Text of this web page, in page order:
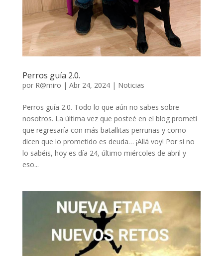
Perros guía 2.0.
por R@miro | Abr 24, 2024| Noticias
Perros guía 2.0. Todo lo que aún no sabes sobre
nosotros. La última vez que posteé en el blog prometí
que regresaría con más batallitas perrunas y como
dicen que lo prometido es deuda… ¡Allá voy! Por si no
lo sabéis, hoy es día 24, último miércoles de abril y
eso...